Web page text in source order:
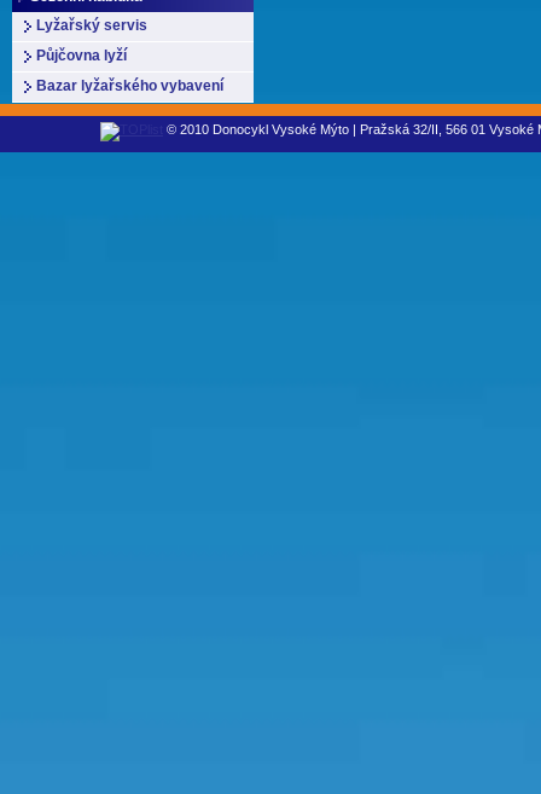
Lyžařský servis
Půjčovna lyží
Bazar lyžařského vybavení
© 2010 Donocykl Vysoké Mýto | Pražská 32/II, 566 01 Vysoké